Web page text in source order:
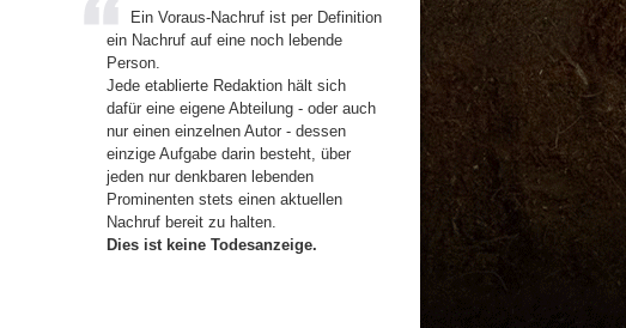
Ein Voraus-Nachruf ist per Definition
ein Nachruf auf eine noch lebende
Person.
Jede etablierte Redaktion hält sich
dafür eine eigene Abteilung - oder auch
nur einen einzelnen Autor - dessen
einzige Aufgabe darin besteht, über
jeden nur denkbaren lebenden
Prominenten stets einen aktuellen
Nachruf bereit zu halten.
Dies ist keine Todesanzeige.